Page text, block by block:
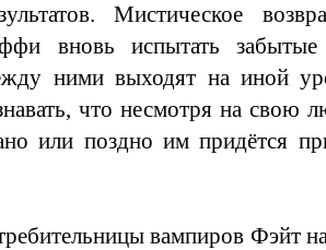
Мистическое
вновь испытать
ними выходят на иной
что несмотря на свою
или поздно им придётся
вампиров Фэйт